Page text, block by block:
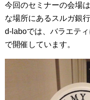
今回のセミナーの会場
な場所にあるスルガ銀
d-laboでは、バラエテ
で開催しています。